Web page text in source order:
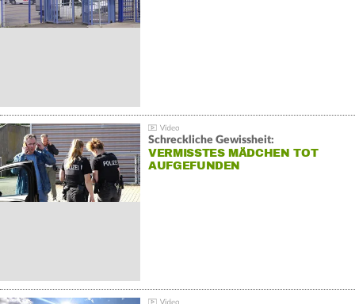
Schreckliche Gewissheit:
VERMISSTES MÄDCHEN TOT
AUFGEFUNDEN